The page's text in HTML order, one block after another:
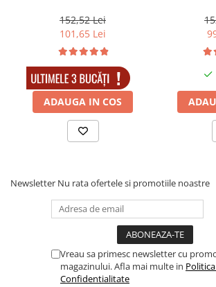
152,52 Lei
101,65 Lei
IN STOC
ADAUGA IN COS
Newsletter Nu rata ofertele si promotiile noastre
Vreau sa primesc newsletter cu
magazinului. Afla mai multe in
Confidentialitate